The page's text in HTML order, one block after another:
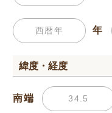
年
緯度・経度
南端